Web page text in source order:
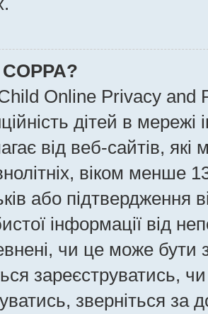
Online Privacy and
дітей в
від веб-сайтів,
віком менше
або підтвердження
інформації від
чи це може бути
зареєструватись,
зверніться